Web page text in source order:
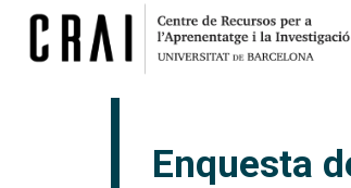
Enquesta